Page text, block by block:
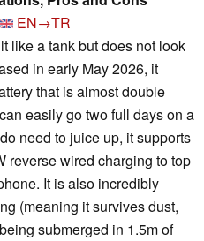
EN→TR
like a tank but does not look
in early May 2026, it
that is almost double
easily go two full days on a
need to juice up, it supports
reverse wired charging to top
It is also incredibly
(meaning it survives dust,
submerged in 1.5m of